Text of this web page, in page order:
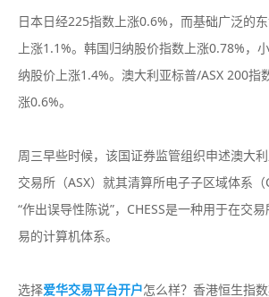
日本日经225指数上涨0.6%，而基础广泛的
上涨1.1%。韩国归纳股价指数上涨0.78%，
纳股价上涨1.4%。澳大利亚标普/ASX 200指
涨0.6%。
周三早些时候，该国证券监管组织申述澳大
交易所（ASX）就其清算所电子子区域体系（
“作出误导性陈说”，CHESS是一种用于在交
易的计算机体系。
选择爱华交易平台开户怎么样？香港恒生指